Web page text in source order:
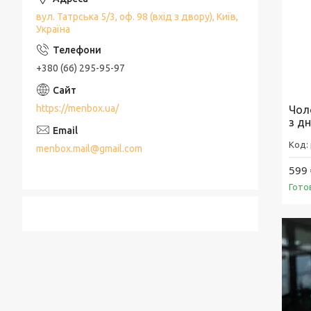
з
599
вул. Татрська 5/3, оф. 98 (вхід з двору), Київ,
Україна
+380 (66) 295-95-97
https://menbox.ua/
menbox.mail@gmail.com